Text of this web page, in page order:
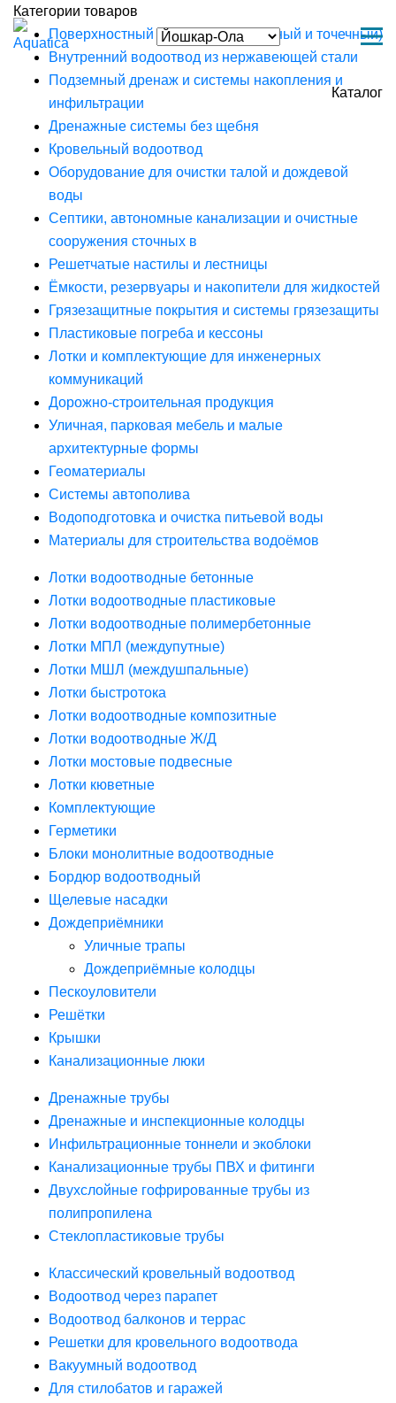
Каталог
Категории товаров
Поверхностный водоотвод (линейный и точечный)
Внутренний водоотвод из нержавеющей стали
Подземный дренаж и системы накопления и
инфильтрации
Дренажные системы без щебня
Кровельный водоотвод
Оборудование для очистки талой и дождевой
воды
Септики, автономные канализации и очистные
сооружения сточных в
Решетчатые настилы и лестницы
Ёмкости, резервуары и накопители для жидкостей
Грязезащитные покрытия и системы грязезащиты
Пластиковые погреба и кессоны
Лотки и комплектующие для инженерных
коммуникаций
Дорожно-строительная продукция
Уличная, парковая мебель и малые
архитектурные формы
Геоматериалы
Системы автополива
Водоподготовка и очистка питьевой воды
Материалы для строительства водоёмов
Лотки водоотводные бетонные
Лотки водоотводные пластиковые
Лотки водоотводные полимербетонные
Лотки МПЛ (междупутные)
Лотки МШЛ (междушпальные)
Лотки быстротока
Лотки водоотводные композитные
Лотки водоотводные Ж/Д
Лотки мостовые подвесные
Лотки кюветные
Комплектующие
Герметики
Блоки монолитные водоотводные
Бордюр водоотводный
Щелевые насадки
Дождеприёмники
Уличные трапы
Дождеприёмные колодцы
Пескоуловители
Решётки
Крышки
Канализационные люки
Дренажные трубы
Дренажные и инспекционные колодцы
Инфильтрационные тоннели и экоблоки
Канализационные трубы ПВХ и фитинги
Двухслойные гофрированные трубы из
полипропилена
Стеклопластиковые трубы
Классический кровельный водоотвод
Водоотвод через парапет
Водоотвод балконов и террас
Решетки для кровельного водоотвода
Вакуумный водоотвод
Для стилобатов и гаражей